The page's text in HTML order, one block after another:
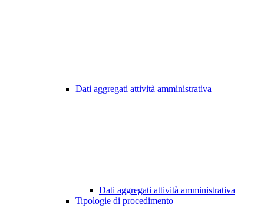
Dati aggregati attività amministrativa
Dati aggregati attività amministrativa
Tipologie di procedimento